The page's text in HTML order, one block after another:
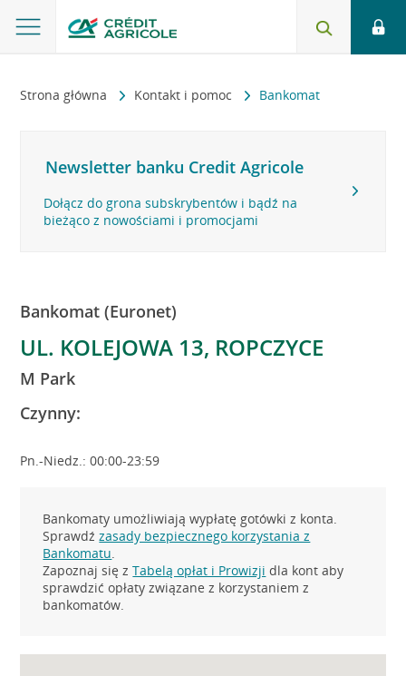
Strona główna Kontakt i pomoc Bankomat
Newsletter banku Credit Agricole
Dołącz do grona subskrybentów i bądź na
bieżąco z nowościami i promocjami
Bankomat (Euronet)
UL. KOLEJOWA 13, ROPCZYCE
M Park
Czynny:
Pn.-Niedz.: 00:00-23:59
Bankomaty umożliwiają wypłatę gotówki z konta.
Sprawdźzasady bezpiecznego korzystania z
Bankomatu.
Zapoznaj się zTabelą opłat i Prowizji dla kont aby
sprawdzić opłaty związane z korzystaniem z
bankomatów.